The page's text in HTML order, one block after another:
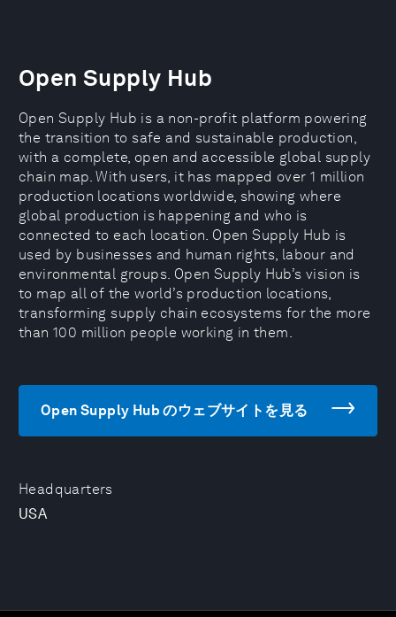
Headquarters
USA
Open Supply Hub
Open Supply Hub is a non-profit platform powering
the transition to safe and sustainable production,
with a complete, open and accessible global supply
chain map. With users, it has mapped over 1 million
production locations worldwide, showing where
global production is happening and who is
connected to each location. Open Supply Hub is
used by businesses and human rights, labour and
environmental groups. Open Supply Hub’s vision is
to map all of the world’s production locations,
transforming supply chain ecosystems for the more
than 100 million people working in them.
Open Supply Hub のウェブサイトを見る